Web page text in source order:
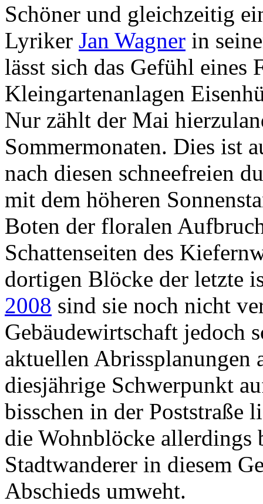
Schöner und gleichzeitig
Lyriker Jan Wagner in
lässt sich das Gefühl eines
Kleingartenanlagen
Nur zählt der Mai
Sommermonaten. Dies ist
nach diesen schneefreien
mit dem höheren
Boten der floralen
Schattenseiten des
dortigen Blöcke der letzte
2008 sind sie noch nicht
Gebäudewirtschaft jedoch
aktuellen Abrissplanungen
diesjährige Schwerpunkt
bisschen in der Poststraße
die Wohnblöcke allerdings
Stadtwanderer in diesem
Abschieds umweht.